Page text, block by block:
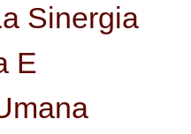
Sinergia
E